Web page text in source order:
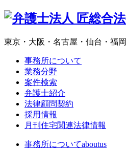
東京・大阪・名古屋・仙台・福岡
事務所について
業務分野
案件検索
弁護士紹介
法律顧問契約
採用情報
月刊住宅関連法律情報
事務所についてaboutus